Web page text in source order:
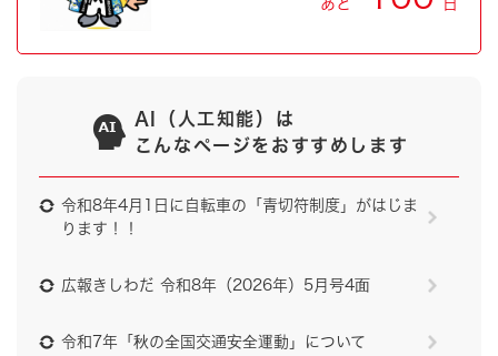
あと 日
AI（人工知能）は
こんなページをおすすめします
令和8年4月1日に自転車の「青切符制度」がはじま
ります！！
広報きしわだ 令和8年（2026年）5月号4面
令和7年「秋の全国交通安全運動」について